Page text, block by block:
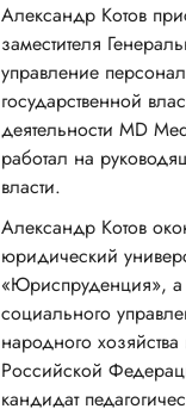
Александр Котов
заместителя
управление
государственной
деятельности MD
работал на
власти.
Александр Котов
юридический
«Юриспруденция», а
социального
народного
Российской
кандидат